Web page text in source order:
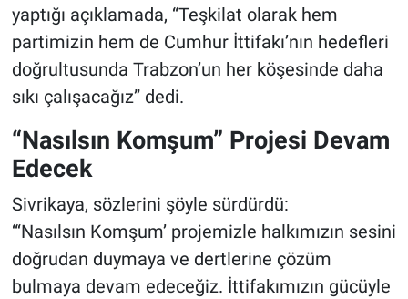
yaptığı açıklamada, “Teşkilat olarak hem
partimizin hem de Cumhur İttifakı’nın hedefleri
doğrultusunda Trabzon’un her köşesinde daha
sıkı çalışacağız” dedi.
“Nasılsın Komşum” Projesi Devam
Edecek
Sivrikaya, sözlerini şöyle sürdürdü:
“‘Nasılsın Komşum’ projemizle halkımızın sesini
doğrudan duymaya ve dertlerine çözüm
bulmaya devam edeceğiz. İttifakımızın gücüyle